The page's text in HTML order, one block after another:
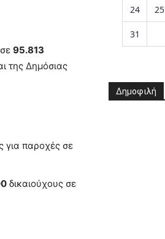
σε 95.813
της Δημόσιας
για παροχές σε
δικαιούχους σε
24 25
31
Δημοφιλή